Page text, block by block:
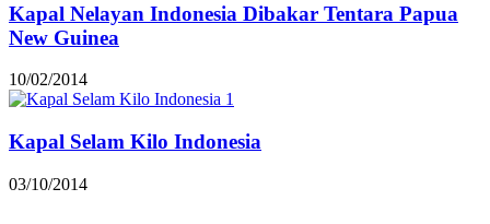
Kapal Nelayan Indonesia Dibakar Tentara Papua
New Guinea
10/02/2014
Kapal Selam Kilo Indonesia
03/10/2014